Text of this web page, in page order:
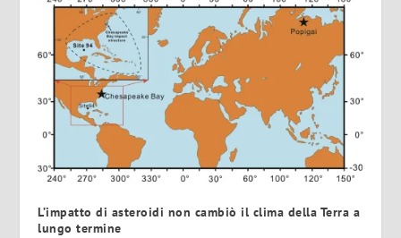
L’impatto di asteroidi non cambiò il clima della Terra a
lungo termine